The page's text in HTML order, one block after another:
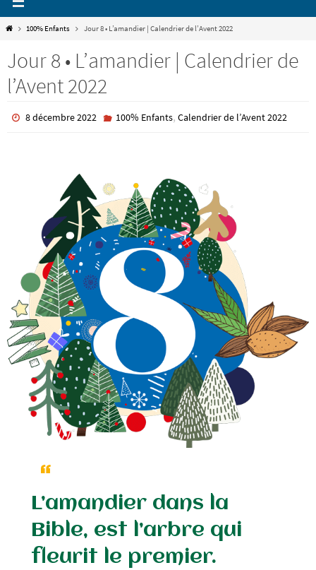
Home100% Enfants Jour 8 • L’amandier | Calendrier de l’Avent 2022
Jour 8 • L’amandier | Calendrier de
l’Avent 2022
8 décembre 2022 100% Enfants, Calendrier de l’Avent 2022
L’amandier dans la
Bible, est l’arbre qui
fleurit le premier.